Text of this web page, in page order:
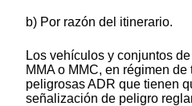
b) Por razón del itinerario.
Los vehículos y conjuntos
MMA o MMC, en régimen
peligrosas ADR que tienen
señalización de peligro